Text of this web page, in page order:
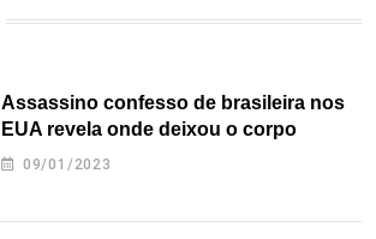
Assassino confesso de brasileira nos
EUA revela onde deixou o corpo
09/01/2023